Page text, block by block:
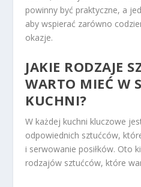
powinny być praktyczne, a
aby wspierać zarówno
okazje.
JAKIE RODZAJE
WARTO MIEĆ W
KUCHNI?
W każdej kuchni kluczowe
odpowiednich sztućców,
i serwowanie posiłków. Oto
rodzajów sztućców, które